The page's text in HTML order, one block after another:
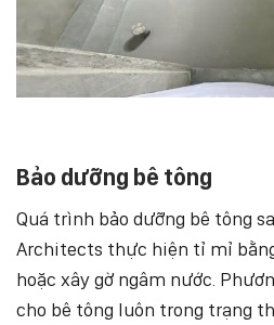
Bảo dưỡng bê tông
Quá trình bảo dưỡng bê tông
Architects thực hiện tỉ mỉ
hoặc xây gờ ngâm nước.
cho bê tông luôn trong trạng